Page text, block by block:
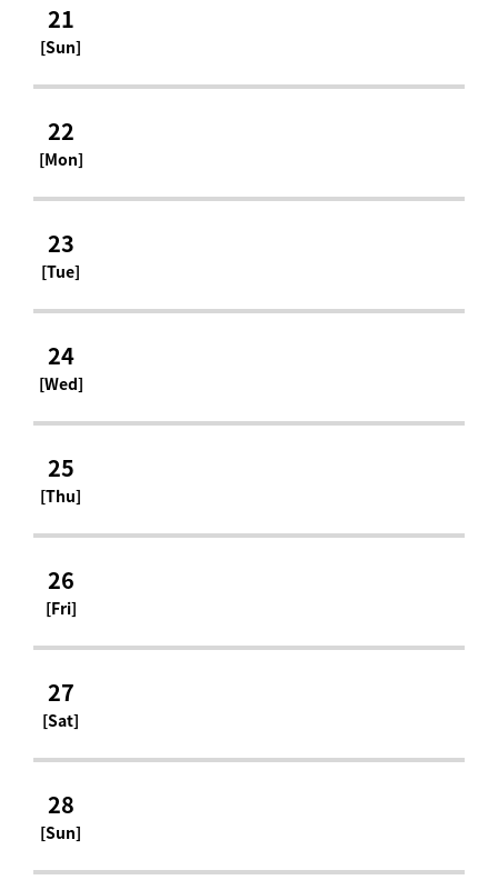
21
[Sun]
22
[Mon]
23
[Tue]
24
[Wed]
25
[Thu]
26
[Fri]
27
[Sat]
28
[Sun]